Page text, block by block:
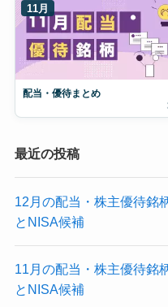
11月
配当・優待まとめ
最近の投稿
12月の配当・株主優待銘
とNISA候補
11月の配当・株主優待銘
とNISA候補